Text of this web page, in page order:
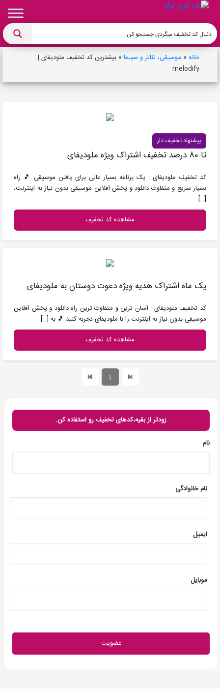
خانه» موسیقی، تئاتر و سینما» بیشترین کد تخفیف ملودیفای |
melodify
پیشنهاد تخفیف دار
تا 80 درصد تخفیف اشتراک ویژه ملودیفای
کد تخفیف ملودیفای : یک برنامه بسیار عالی برای یافتن موسیقی 🎵 راه
بسیار سریع و متفاوت دانلود و پخش آفلاین موسیقی بدون نیاز به اینترنت،
[…]
مشاهده کد تخفیف
یک ماه اشتراک هدیه ویژه دعوت دوستان به ملودیفای
کد تخفیف ملودیفای : آسان ترین و متفاوت ترین راه دانلود و پخش آفلاین
موسیقی بدون نیاز به اینترنت را با ملودیفای تجربه کنید 🎵 به […]
مشاهده کد تخفیف
1
زودتر از بقیه،کدهای تخفیف رو استفاده کن.
نام
نام خانوادگی
ایمیل
موبایل